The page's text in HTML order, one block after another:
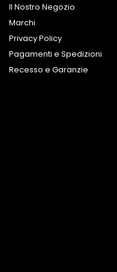
Il Nostro Negozio
Marchi
Privacy Policy
Pagamenti e Spedizioni
Recesso e Garanzie